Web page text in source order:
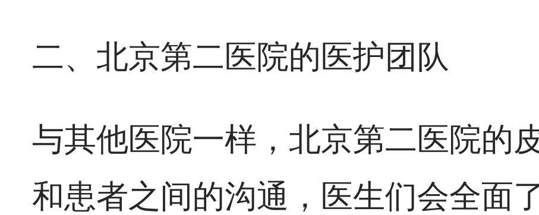
二、北京第二医院的医护团队
与其他医院一样，北京第二医院的
和患者之间的沟通，医生们会全面